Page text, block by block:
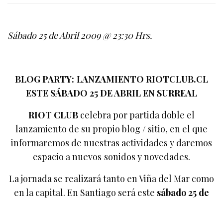
Sábado 25 de Abril 2009 @ 23:30 Hrs.
BLOG PARTY: LANZAMIENTO RIOTCLUB.CL
ESTE SÁBADO 25 DE ABRIL EN SURREAL
RIOT CLUBcelebra por partida doble el
lanzamiento de su propio blog / sitio, en el que
informaremos de nuestras actividades y daremos
espacio a nuevos sonidos y novedades.
La jornada se realizará tanto en Viña del Mar como
en la capital. En Santiago será este sábado 25 de